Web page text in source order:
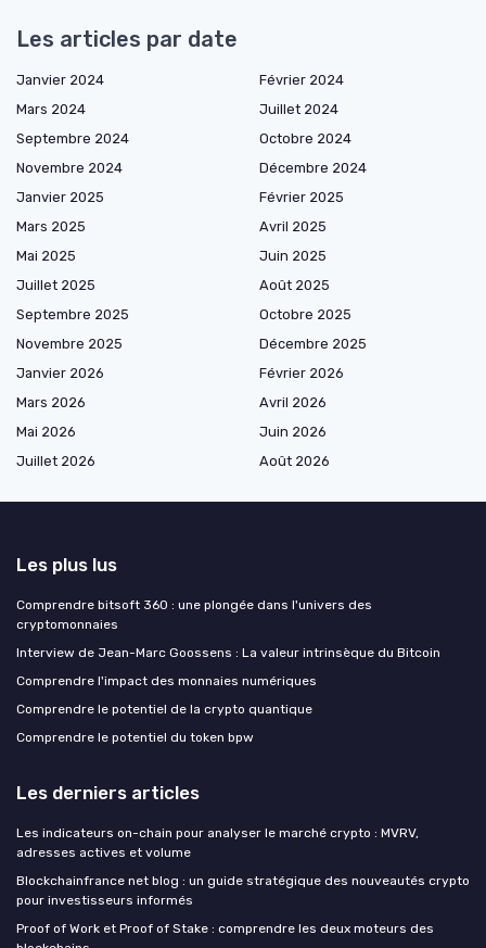
Les articles par date
Janvier 2024
Février 2024
Mars 2024
Juillet 2024
Septembre 2024
Octobre 2024
Novembre 2024
Décembre 2024
Janvier 2025
Février 2025
Mars 2025
Avril 2025
Mai 2025
Juin 2025
Juillet 2025
Août 2025
Septembre 2025
Octobre 2025
Novembre 2025
Décembre 2025
Janvier 2026
Février 2026
Mars 2026
Avril 2026
Mai 2026
Juin 2026
Juillet 2026
Août 2026
Les plus lus
Comprendre bitsoft 360 : une plongée dans l'univers des
cryptomonnaies
Interview de Jean-Marc Goossens : La valeur intrinsèque du Bitcoin
Comprendre l'impact des monnaies numériques
Comprendre le potentiel de la crypto quantique
Comprendre le potentiel du token bpw
Les derniers articles
Les indicateurs on-chain pour analyser le marché crypto : MVRV,
adresses actives et volume
Blockchainfrance net blog : un guide stratégique des nouveautés crypto
pour investisseurs informés
Proof of Work et Proof of Stake : comprendre les deux moteurs des